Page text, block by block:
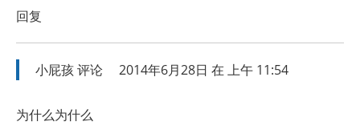
回复
小屁孩评论 2014年6月28日 在 上午 11:54
为什么为什么